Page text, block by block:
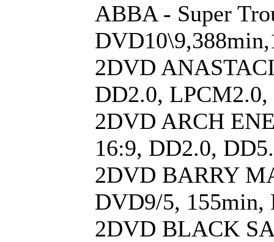
ABBA - Super
2DVD
DD2.0, LPCM2.0,
2DVD ARCH
16:9, DD2.0,
2DVD BARRY
DVD9/5, 155min,
2DVD BLACK